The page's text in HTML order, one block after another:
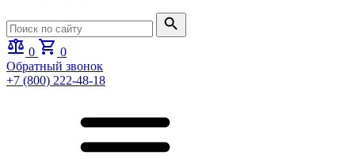
0
0
Обратный звонок
+7 (800) 222-48-18